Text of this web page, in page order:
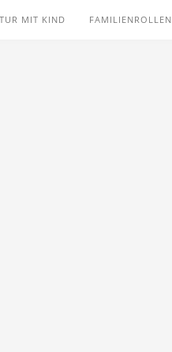
MIT KIND FAMILIENROLLEN